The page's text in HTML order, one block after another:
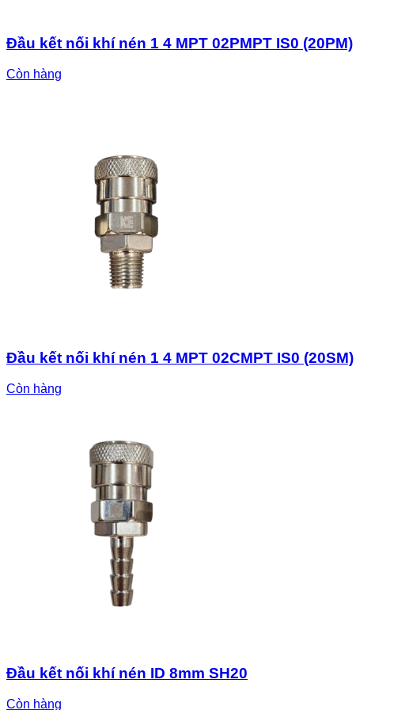
Đầu kết nối khí nén 1 4 MPT 02PMPT IS0 (20PM)
Còn hàng
Đầu kết nối khí nén 1 4 MPT 02CMPT IS0 (20SM)
Còn hàng
Đầu kết nối khí nén ID 8mm SH20
Còn hàng